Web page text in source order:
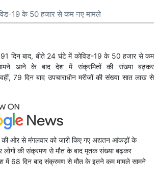
19 के 50 हजार से कम नए मामले
91 दिन बाद, बीते 24 घंटे में कोविड-19 के 50 हजार से कम
आने के बाद देश में संक्रमितों की संख्या बढ़कर
79 दिन बाद उपचाराधीन मरीजों की संख्या सात लाख से
की ओर से मंगलवार को जारी किए गए अद्यतन आंकड़ों के
की संक्रमण से मौत के बाद मृतक संख्या बढ़कर
में 68 दिन बाद संक्रमण से मौत के इतने कम मामले सामने